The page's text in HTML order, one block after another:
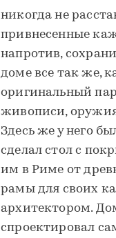
никогда не
привнесенные
напротив,
доме все так же,
оригинальный
живописи,
Здесь же у него
сделал стол с
им в Риме от
рамы для своих
архитектором.
спроектировал